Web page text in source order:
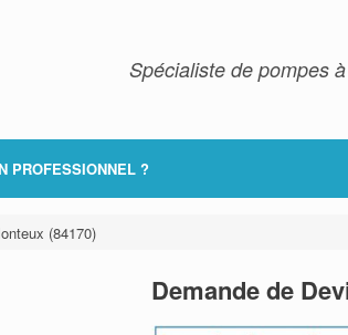
Spécialiste de pompes
PROFESSIONNEL ?
(84170)
Demande de